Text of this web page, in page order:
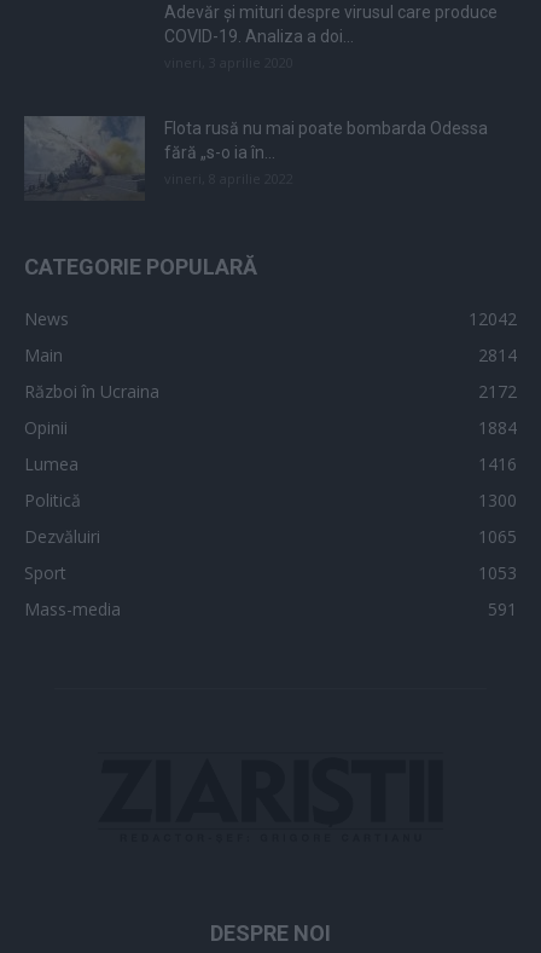
Adevăr și mituri despre virusul care produce
COVID-19. Analiza a doi...
Flota rusă nu mai poate bombarda Odessa
fără „s-o ia în...
CATEGORIE POPULARĂ
News
12042
Main
2814
Război în Ucraina
2172
Opinii
1884
Lumea
1416
Politică
1300
Dezvăluiri
1065
Sport
1053
Mass-media
591
DESPRE NOI